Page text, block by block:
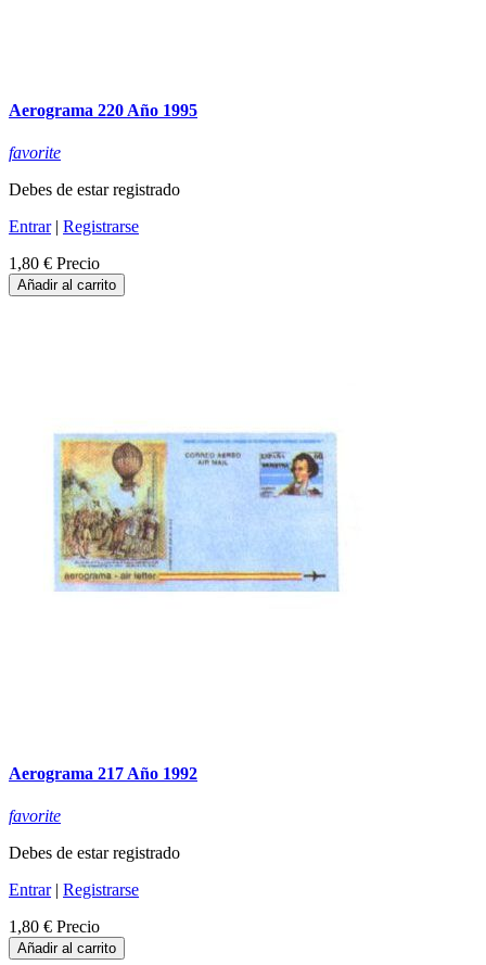
Aerograma 220 Año 1995
favorite
Debes de estar registrado
Entrar| Registrarse
1,80 € Precio
Añadir al carrito
Aerograma 217 Año 1992
favorite
Debes de estar registrado
Entrar| Registrarse
1,80 € Precio
Añadir al carrito